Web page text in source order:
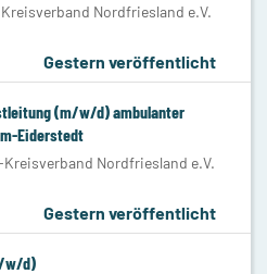
Kreisverband Nordfriesland e.V.
Gestern veröffentlicht
(m/w/d) ambulanter
Eiderstedt
Kreisverband Nordfriesland e.V.
Gestern veröffentlicht
w/d)